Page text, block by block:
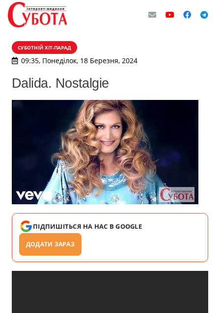
СУБОТНІЙ ХІТ-ПАРАД
09:35, Понеділок, 18 Березня, 2024
Dalida. Nostalgie
ПІДПИШІТЬСЯ НА НАС В GOOGLE
ДОДАТИ ЗАРАЗ